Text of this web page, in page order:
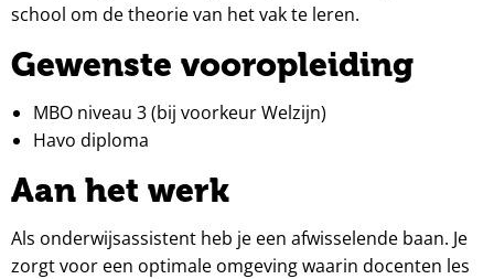
school om de theorie van het vak te leren.
Gewenste vooropleiding
MBO niveau 3 (bij voorkeur Welzijn)
Havo diploma
Aan het werk
Als onderwijsassistent heb je een afwisselende baan. Je
zorgt voor een optimale omgeving waarin docenten les